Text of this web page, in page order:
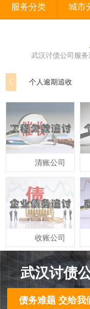
服务分类 城市
武汉讨债公司服
个人逾期追收
清账公司
收账公司
武汉讨债
债务难题 交给我